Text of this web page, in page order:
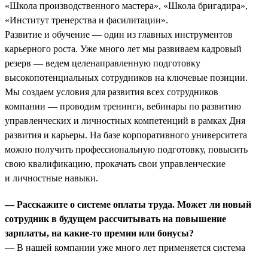
«Школа производственного мастера», «Школа бригадира»,
«Институт тренерства и фасилитации».
Развитие и обучение — один из главных инструментов
карьерного роста. Уже много лет мы развиваем кадровый
резерв — ведем целенаправленную подготовку
высокопотенциальных сотрудников на ключевые позиции.
Мы создаем условия для развития всех сотрудников
компании — проводим тренинги, вебинары по развитию
управленческих и личностных компетенций в рамках Дня
развития и карьеры. На базе корпоративного университета
можно получить профессиональную подготовку, повысить
свою квалификацию, прокачать свои управленческие
и личностные навыки.
— Расскажите о системе оплаты труда. Может ли новый
сотрудник в будущем рассчитывать на повышение
зарплаты, на какие-то премии или бонусы?
— В нашей компании уже много лет применяется система